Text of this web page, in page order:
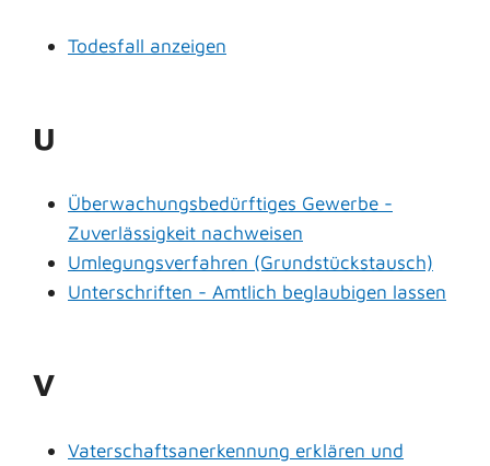
Todesfall anzeigen
U
Überwachungsbedürftiges Gewerbe -
Zuverlässigkeit nachweisen
Umlegungsverfahren (Grundstückstausch)
Unterschriften - Amtlich beglaubigen lassen
V
Vaterschaftsanerkennung erklären und